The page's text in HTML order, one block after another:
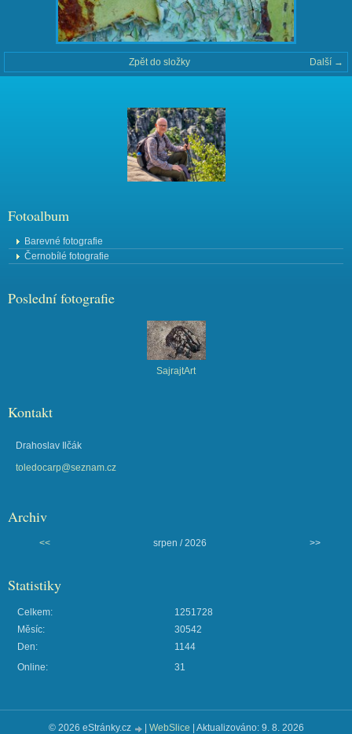
Další →
Zpět do složky
Fotoalbum
Barevné fotografie
Černobílé fotografie
Poslední fotografie
SajrajtArt
Kontakt
Drahoslav Ilčák
toledocarp@seznam.cz
Archiv
<< srpen / 2026 >>
Statistiky
Online: 31
Celkem:
1251728
Měsíc:
30542
Den:
1144
© 2026 eStránky.cz WebSlice Aktualizováno: 9. 8. 2026